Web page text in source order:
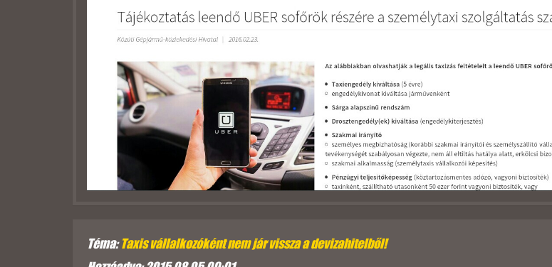
Téma:Taxis vállalkozóként nem jár vissza a devizahitelből!